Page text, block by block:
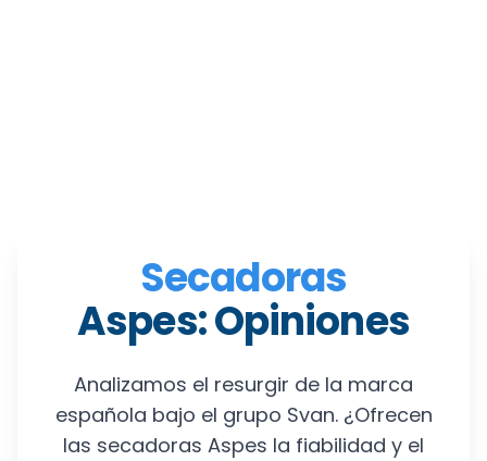
Secadoras
Aspes: Opiniones
Analizamos el resurgir de la marca
española bajo el grupo Svan. ¿Ofrecen
las secadoras Aspes la fiabilidad y el